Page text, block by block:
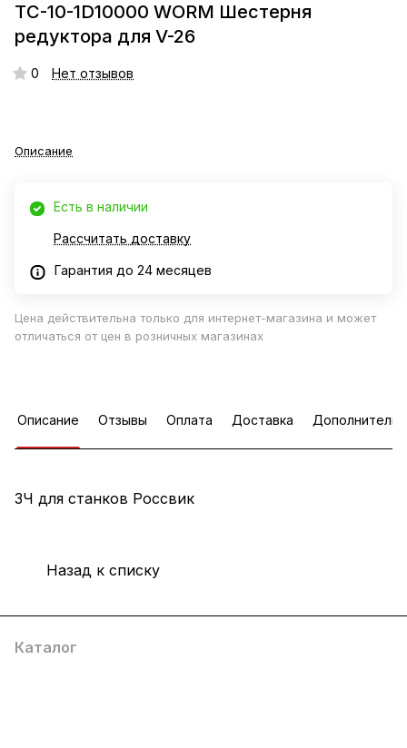
ТC-10-1D10000 WORM Шестерня
редуктора для V-26
0 Нет отзывов
Описание
Есть в наличии
Рассчитать доставку
Гарантия до 24 месяцев
Цена действительна только для интернет-магазина и может
отличаться от цен в розничных магазинах
Описание Отзывы Оплата Доставка
ЗЧ для станков Россвик
Назад к списку
Каталог